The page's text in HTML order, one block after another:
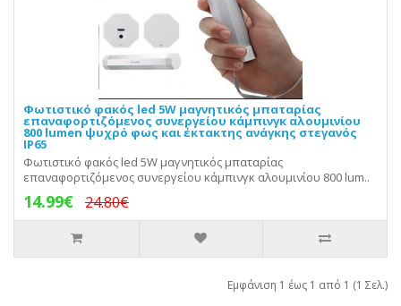
Φωτιστικό φακός led 5W μαγνητικός μπαταρίας
επαναφορτιζόμενος συνεργείου κάμπινγκ αλουμινίου
800 lumen ψυχρό φως και έκτακτης ανάγκης στεγανός
IP65
Φωτιστικό φακός led 5W μαγνητικός μπαταρίας
επαναφορτιζόμενος συνεργείου κάμπινγκ αλουμινίου 800 lum..
14.99€ 24.80€
Εμφάνιση 1 έως 1 από 1 (1 Σελ.)